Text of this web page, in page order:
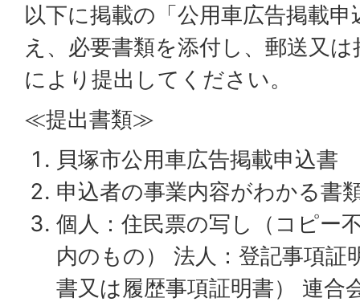
以下に掲載の「公用車広告掲載
え、必要書類を添付し、郵送又
により提出してください。
≪提出書類≫
貝塚市公用車広告掲載申込書
申込者の事業内容がわかる書
個人：住民票の写し（コピー
内のもの） 法人：登記事項証
書又は履歴事項証明書） 連合